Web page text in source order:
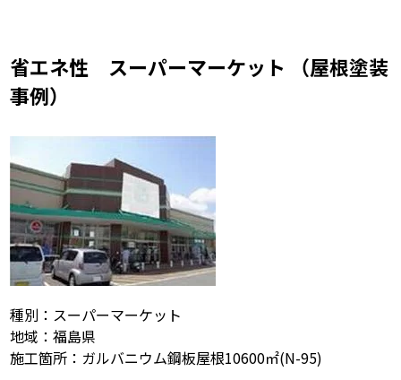
省エネ性 スーパーマーケット （屋根塗装
事例）
種別：スーパーマーケット
地域：福島県
施工箇所：ガルバニウム鋼板屋根10600㎡(N-95)